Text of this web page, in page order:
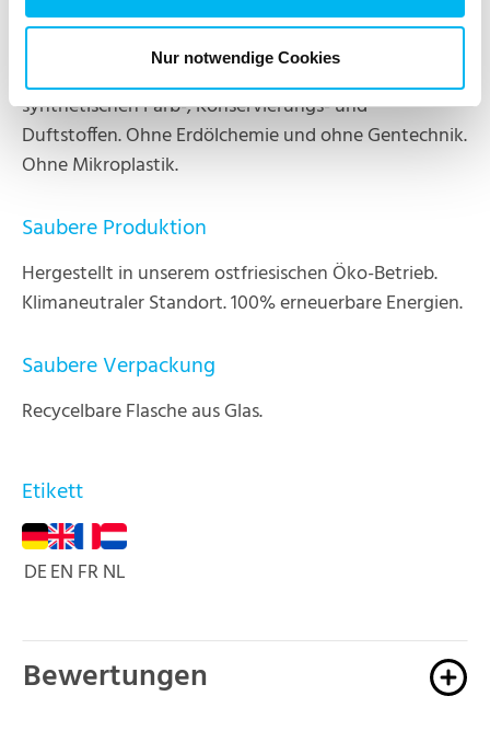
Nur notwendige Cookies
Sauberer Inhalt
95% der Inhaltsstoffe sind aus Bio-Anbau Frei von
synthetischen Farb-, Konservierungs- und
Duftstoffen. Ohne Erdölchemie und ohne Gentechnik.
Ohne Mikroplastik.
Saubere Produktion
Hergestellt in unserem ostfriesischen Öko-Betrieb.
Klimaneutraler Standort. 100% erneuerbare Energien.
Saubere Verpackung
Recycelbare Flasche aus Glas.
Etikett
DEEN FRNL
Bewertungen